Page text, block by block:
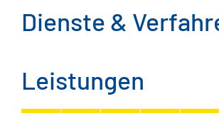
Dienste &
Leistungen